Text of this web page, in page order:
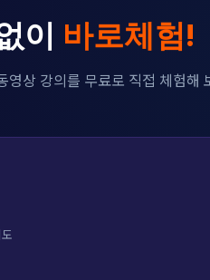
이 바로체험!
영상 강의를 무료로 직접 체험해